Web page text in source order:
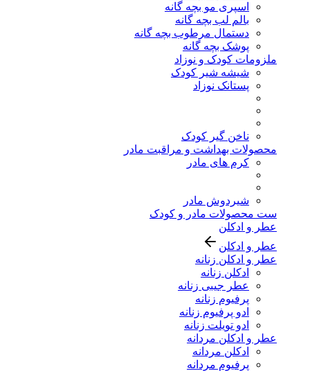
اسپری مو بچه گانه
بالم لب بچه گانه
دستمال مرطوب بچه گانه
پوشک بچه گانه
ملزومات کودک و نوزاد
شیشه شیر کودک
پستانک نوزاد
ناخن گیر کودک
محصولات بهداشت و مراقبت مادر
کرم های مادر
شیردوش مادر
ست محصولات مادر و کودک
عطر و ادکلن
عطر و ادکلن
عطر و ادکلن زنانه
ادکلن زنانه
عطر جیبی زنانه
پرفیوم زنانه
ادو پرفیوم زنانه
ادو تویلت زنانه
عطر و ادکلن مردانه
ادکلن مردانه
پرفیوم مردانه